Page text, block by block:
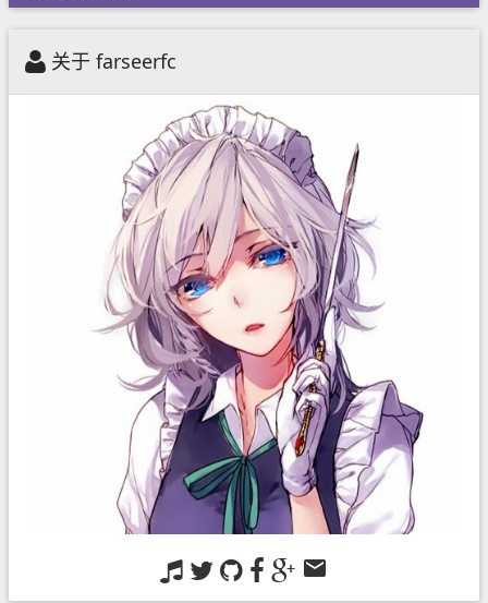
关于 farseerfc